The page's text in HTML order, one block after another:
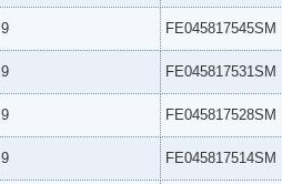
9 FE045817545SM
9 FE045817531SM
9 FE045817528SM
9 FE045817514SM